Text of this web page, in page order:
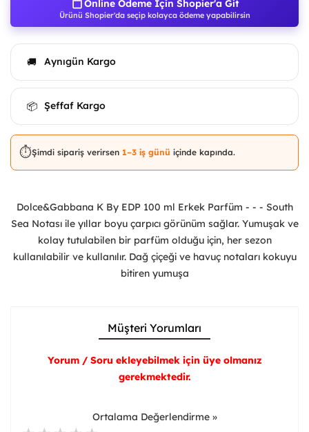
Online Ödeme İçin Shopier'a Git
Ürünü Shopier'da seçip kolayca ödeme yapabilirsin
🚚 Aynıgün Kargo
📦 Şeffaf Kargo
⏱️Şimdi sipariş verirsen 1–3 iş günü içinde kapında.
Dolce&Gabbana K By EDP 100 ml Erkek Parfüm - - - South
Sea Notası ile yıllar boyu çarpıcı görünüm sağlar. Yumuşak ve
kolay tutulabilen bir parfüm olduğu için, her sezon
kullanılabilir ve kullanılır. Dağ çiçeği ve havuç notaları kokuyu
bitiren yumuşa
Müşteri Yorumları
Yorum / Soru ekleyebilmek için üye olmanız
gerekmektedir.
Ortalama Değerlendirme »